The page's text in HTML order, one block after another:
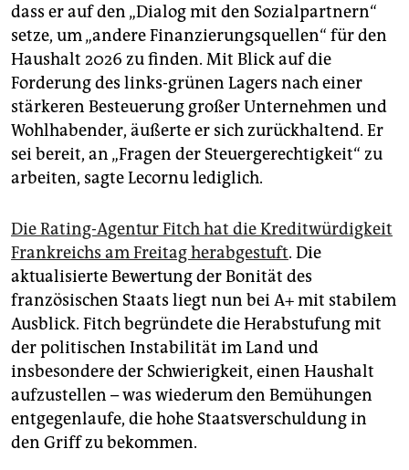
dass er auf den „Dialog mit den Sozialpartnern“
setze, um „andere Finanzierungsquellen“ für den
Haushalt 2026 zu finden. Mit Blick auf die
Forderung des links-grünen Lagers nach einer
stärkeren Besteuerung großer Unternehmen und
Wohlhabender, äußerte er sich zurückhaltend. Er
sei bereit, an „Fragen der Steuergerechtigkeit“ zu
arbeiten, sagte Lecornu lediglich.
Die Rating-Agentur Fitch hat die Kreditwürdigkeit
Frankreichs am Freitag herabgestuft. Die
aktualisierte Bewertung der Bonität des
französischen Staats liegt nun bei A+ mit stabilem
Ausblick. Fitch begründete die Herabstufung mit
der politischen Instabilität im Land und
insbesondere der Schwierigkeit, einen Haushalt
aufzustellen – was wiederum den Bemühungen
entgegenlaufe, die hohe Staatsverschuldung in
den Griff zu bekommen.